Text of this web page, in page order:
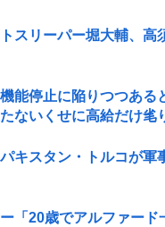
トスリーパー堀大輔、高
能停止に陥りつつある
ないくせに高給だけ毟
パキスタン・トルコが
「20歳でアルファード